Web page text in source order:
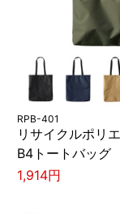
RPB-401
リサイクルポリ
B4トートバッグ
1,914円